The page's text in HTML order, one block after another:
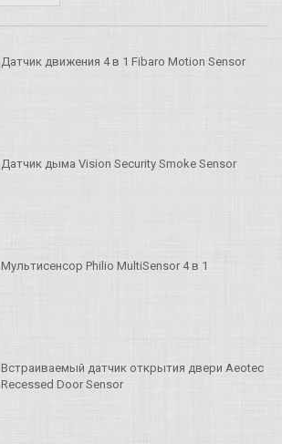
Датчик движения 4 в 1 Fibaro Motion Sensor
Датчик дыма Vision Security Smoke Sensor
Мультисенсор Philio MultiSensor 4 в 1
Встраиваемый датчик открытия двери Aeotec
Recessed Door Sensor